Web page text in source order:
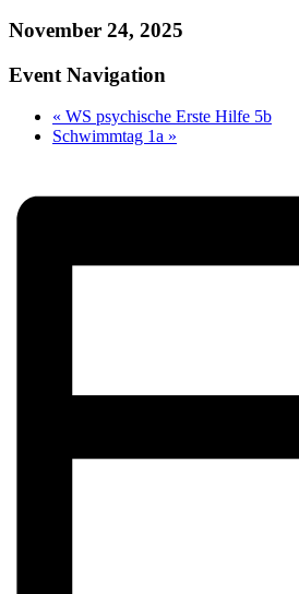
November 24, 2025
Event Navigation
« WS psychische Erste Hilfe 5b
Schwimmtag 1a »